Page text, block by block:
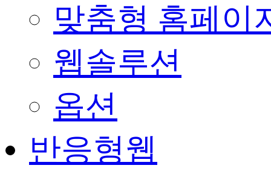
맞춤형 홈페이
웹솔루션
옵션
반응형웹